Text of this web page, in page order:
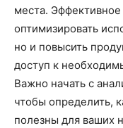
места. Эффективное
оптимизировать
но и повысить
доступ к
Важно начать с
чтобы определить,
полезны для ваших